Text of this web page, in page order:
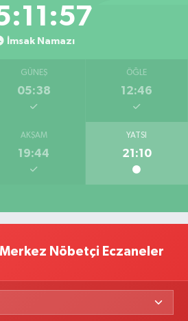
İmsak Namazı
GÜNEŞ
05:38
ÖĞLE
12:46
AKŞAM
19:44
YATSI
21:10
Nöbetçi Eczaneler